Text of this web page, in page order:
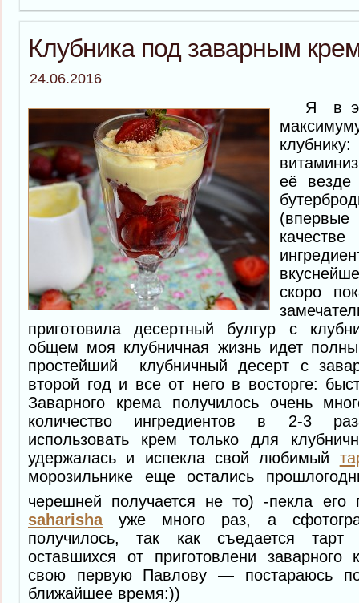
Клубника под заварным
24.06.2016
Я в
её
скоро
приготовила десертный булгур с
общем моя клубничная жизнь идет
простейший клубничный десерт с
второй год и все от него в восторге:
Заварного крема получилось очень
количество ингредиентов в 2-3
использовать крем только для
удержалась и испекла свой любимый
морозильнике еще остались
черешней получается не то) -пекла
saharishaуже много раз, а
получилось, так как съедается
оставшихся от приготовлени заварного
свою первую Павлову — постараюсь
ближайшее время:))